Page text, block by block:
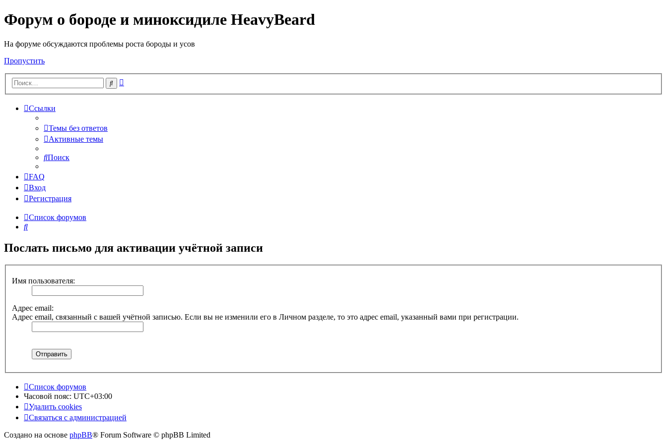
Форум о бороде и миноксидиле HeavyBeard
На форуме обсуждаются проблемы роста бороды и усов
Пропустить
Поиск
Ссылки
Темы без ответов
Активные темы
Поиск
FAQ
Вход
Регистрация
Список форумов
Поиск
Послать письмо для активации учётной записи
Имя пользователя:
Адрес email:
Адрес email, связанный с вашей учётной записью. Если вы не изменили его в Личном разделе, то это адрес email, указанный вами при регистрации.
Список форумов
Часовой пояс: UTC+03:00
Удалить cookies
Связаться с администрацией
Создано на основе phpBB® Forum Software © phpBB Limited